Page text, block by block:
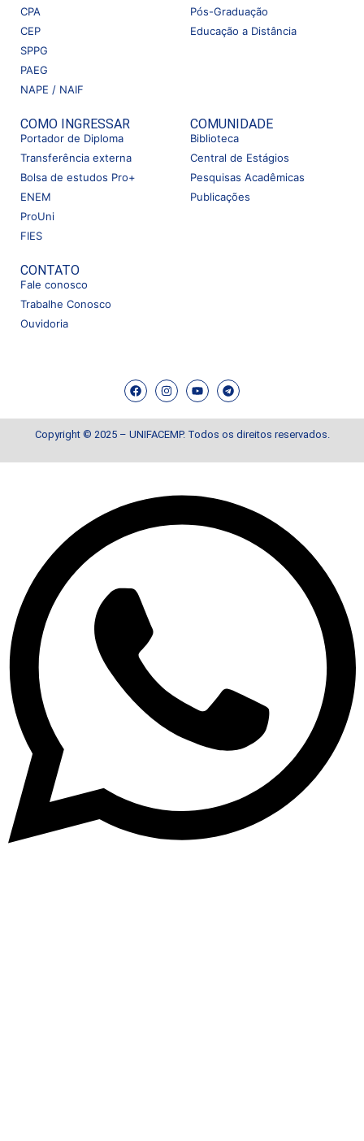
CPA
CEP
SPPG
PAEG
NAPE / NAIF
Pós-Graduação
Educação a Distância
COMO INGRESSAR
Portador de Diploma
Transferência externa
Bolsa de estudos Pro+
ENEM
ProUni
FIES
COMUNIDADE
Biblioteca
Central de Estágios
Pesquisas Acadêmicas
Publicações
CONTATO
Fale conosco
Trabalhe Conosco
Ouvidoria
Copyright © 2025 – UNIFACEMP. Todos os direitos reservados.